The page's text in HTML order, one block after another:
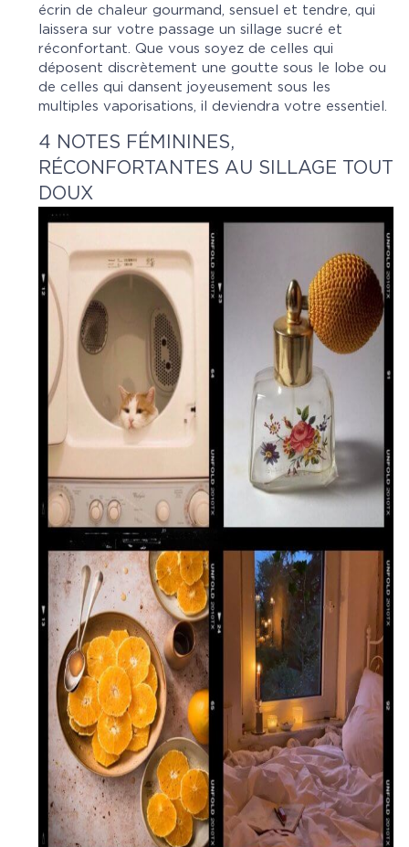
écrin de chaleur gourmand, sensuel et tendre, qui
laissera sur votre passage un sillage sucré et
réconfortant. Que vous soyez de celles qui
déposent discrètement une goutte sous le lobe ou
de celles qui dansent joyeusement sous les
multiples vaporisations, il deviendra votre essentiel.
4 NOTES FÉMININES,
RÉCONFORTANTES AU SILLAGE TOUT
DOUX